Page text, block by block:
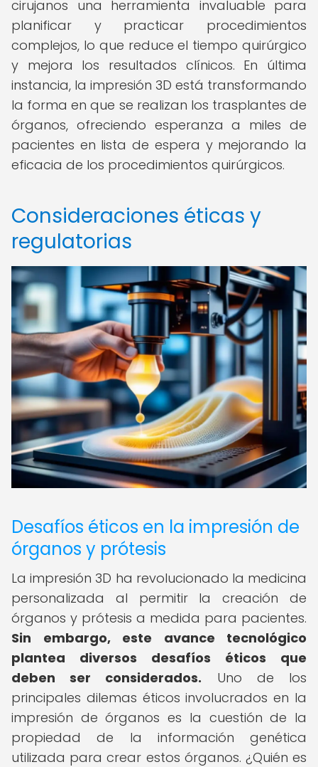
cirujanos una herramienta invaluable para
planificar y practicar procedimientos
complejos, lo que reduce el tiempo quirúrgico
y mejora los resultados clínicos. En última
instancia, la impresión 3D está transformando
la forma en que se realizan los trasplantes de
órganos, ofreciendo esperanza a miles de
pacientes en lista de espera y mejorando la
eficacia de los procedimientos quirúrgicos.
Consideraciones éticas y
regulatorias
Desafíos éticos en la impresión de
órganos y prótesis
La impresión 3D ha revolucionado la medicina
personalizada al permitir la creación de
órganos y prótesis a medida para pacientes.
Sin embargo, este avance tecnológico
plantea diversos desafíos éticos que
deben ser considerados. Uno de los
principales dilemas éticos involucrados en la
impresión de órganos es la cuestión de la
propiedad de la información genética
utilizada para crear estos órganos. ¿Quién es